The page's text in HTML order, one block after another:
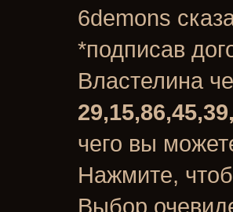
6demons
*подписав
Властелина
чего вы
Нажмите,
Выбор